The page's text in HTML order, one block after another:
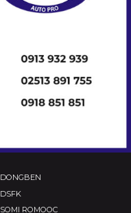
DONGBEN
DSFK
SOMI ROMOOC